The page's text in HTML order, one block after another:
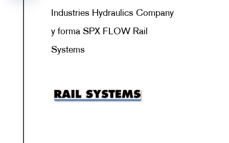
Industries Hydraulics Company
y forma SPX FLOW Rail
Systems